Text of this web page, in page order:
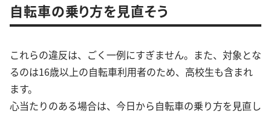
自転車の乗り方を見直そう
これらの違反は、ごく一例にすぎません。また、対象とな
るのは16歳以上の自転車利用者のため、高校生も含まれ
ます。
心当たりのある場合は、今日から自転車の乗り方を見直し